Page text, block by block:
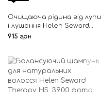
Очищаюча рідина від лупи
і лущення Helen Seward
Therapy
915 грн